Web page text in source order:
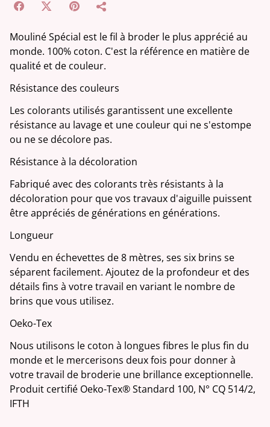
Mouliné Spécial est le fil à broder le plus apprécié au
monde. 100% coton. C'est la référence en matière de
qualité et de couleur.
Résistance des couleurs
Les colorants utilisés garantissent une excellente
résistance au lavage et une couleur qui ne s'estompe
ou ne se décolore pas.
Résistance à la décoloration
Fabriqué avec des colorants très résistants à la
décoloration pour que vos travaux d'aiguille puissent
être appréciés de générations en générations.
Longueur
Vendu en échevettes de 8 mètres, ses six brins se
séparent facilement. Ajoutez de la profondeur et des
détails fins à votre travail en variant le nombre de
brins que vous utilisez.
Oeko-Tex
Nous utilisons le coton à longues fibres le plus fin du
monde et le mercerisons deux fois pour donner à
votre travail de broderie une brillance exceptionnelle.
Produit certifié Oeko-Tex® Standard 100, N° CQ 514/2,
IFTH